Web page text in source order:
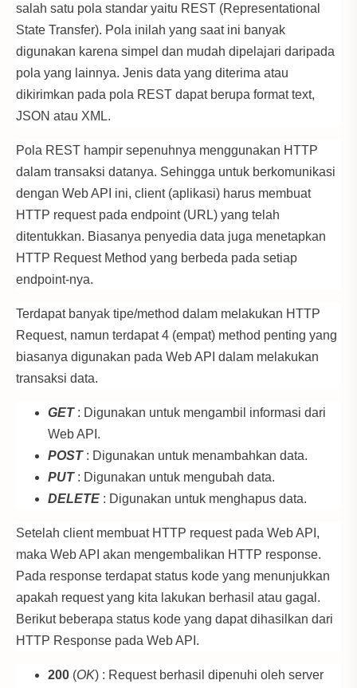
salah satu pola standar yaitu REST (Representational
State Transfer). Pola inilah yang saat ini banyak
digunakan karena simpel dan mudah dipelajari daripada
pola yang lainnya. Jenis data yang diterima atau
dikirimkan pada pola REST dapat berupa format text,
JSON atau XML.
Pola REST hampir sepenuhnya menggunakan HTTP
dalam transaksi datanya. Sehingga untuk berkomunikasi
dengan Web API ini, client (aplikasi) harus membuat
HTTP request pada endpoint (URL) yang telah
ditentukkan. Biasanya penyedia data juga menetapkan
HTTP Request Method yang berbeda pada setiap
endpoint-nya.
Terdapat banyak tipe/method dalam melakukan HTTP
Request, namun terdapat 4 (empat) method penting yang
biasanya digunakan pada Web API dalam melakukan
transaksi data.
GET: Digunakan untuk mengambil informasi dari
Web API.
POST: Digunakan untuk menambahkan data.
PUT: Digunakan untuk mengubah data.
DELETE : Digunakan untuk menghapus data.
Setelah client membuat HTTP request pada Web API,
maka Web API akan mengembalikan HTTP response.
Pada response terdapat status kode yang menunjukkan
apakah request yang kita lakukan berhasil atau gagal.
Berikut beberapa status kode yang dapat dihasilkan dari
HTTP Response pada Web API.
200 (OK) : Request berhasil dipenuhi oleh server